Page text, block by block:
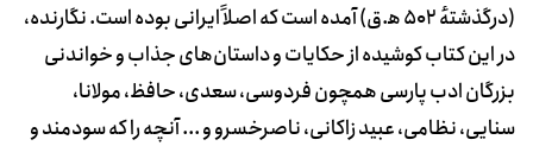
(درگذشتهٔ 502 ه‍.ق) آمده است که اصلاً ایرانی بوده است. نگارنده،
در این کتاب کوشیده از حکایات و داستان‌های جذاب و خواندنی
بزرگان ادب پارسی همچون فردوسی، سعدی، حافظ، مولانا،
سنایی، نظامی، عبید زاکانی، ناصرخسرو و ... آنچه را که سودمند و